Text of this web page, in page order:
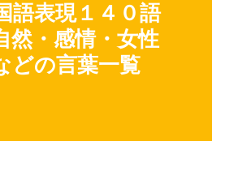
語表現１４０語
然・感情・女性
どの言葉一覧